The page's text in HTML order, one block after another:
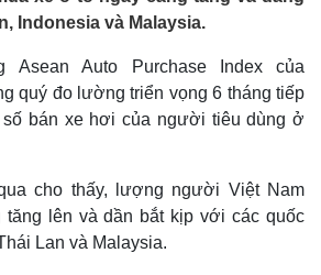
Indonesia và Malaysia.
Asean Auto Purchase Index của
quý đo lường triển vọng 6 tháng tiếp
bán xe hơi của người tiêu dùng ở
cho thấy, lượng người Việt Nam
tăng lên và dần bắt kịp với các quốc
Lan và Malaysia.